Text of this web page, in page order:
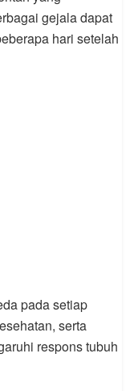
gejala dapat
hari setelah
pada setiap
serta
respons tubuh